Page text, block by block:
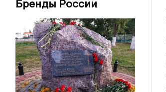
Бренды России